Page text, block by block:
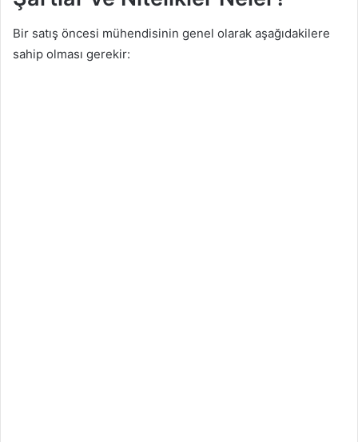
Bir satış öncesi mühendisinin genel olarak aşağıdakilere
sahip olması gerekir: